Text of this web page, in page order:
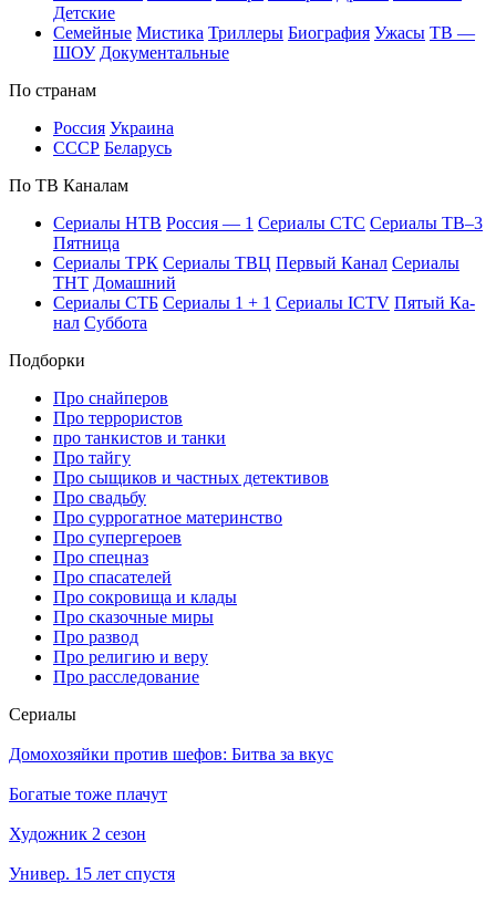
Дет­ские
Се­мей­ные Мис­ти­ка Трил­ле­ры Био­гра­фия Ужа­сы ТВ —
ШОУ До­ку­мен­таль­ные
По стра­нам
Рос­сия Ук­раи­на
СССР Бе­ла­русь
По ТВ Ка­на­лам
Се­риа­лы НТВ Рос­сия — 1 Се­риа­лы СТС Се­риа­лы ТВ–3
Пят­ни­ца
Се­риа­лы ТРК Се­риа­лы ТВЦ Пер­вый Ка­нал Се­риа­лы
ТНТ До­маш­ний
Се­риа­лы СТБ Се­риа­лы 1 + 1 Се­риа­лы ICTV Пя­тый Ка­
нал Суб­бо­та
Подборки
Про снайперов
Про террористов
про танкистов и танки
Про тайгу
Про сыщиков и частных детективов
Про свадьбу
Про суррогатное материнство
Про супергероев
Про спецназ
Про спасателей
Про сокровища и клады
Про сказочные миры
Про развод
Про религию и веру
Про расследование
Се­риа­лы
Домохозяйки против шефов: Битва за вкус
Богатые тоже плачут
Художник 2 сезон
Универ. 15 лет спустя